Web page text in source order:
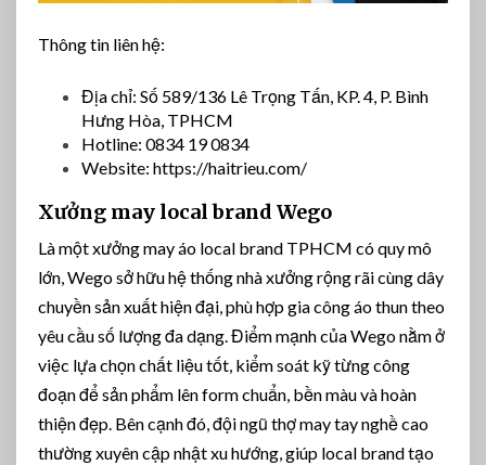
Thông tin liên hệ:
Địa chỉ: Số 589/136 Lê Trọng Tấn, KP. 4, P. Bình
Hưng Hòa, TPHCM
Hotline: 0834 19 0834
Website: https://haitrieu.com/
Xưởng may local brand Wego
Là một xưởng may áo local brand TPHCM có quy mô
lớn, Wego sở hữu hệ thống nhà xưởng rộng rãi cùng dây
chuyền sản xuất hiện đại, phù hợp gia công áo thun theo
yêu cầu số lượng đa dạng. Điểm mạnh của Wego nằm ở
việc lựa chọn chất liệu tốt, kiểm soát kỹ từng công
đoạn để sản phẩm lên form chuẩn, bền màu và hoàn
thiện đẹp. Bên cạnh đó, đội ngũ thợ may tay nghề cao
thường xuyên cập nhật xu hướng, giúp local brand tạo